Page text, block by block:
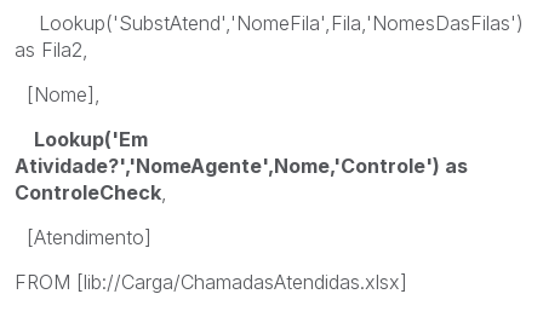
Lookup('SubstAtend','NomeFila',Fila,'NomesDasFilas')
as Fila2,
[Nome],
Lookup('Em
Atividade?','NomeAgente',Nome,'Controle') as
ControleCheck,
[Atendimento]
FROM [lib://Carga/ChamadasAtendidas.xlsx]